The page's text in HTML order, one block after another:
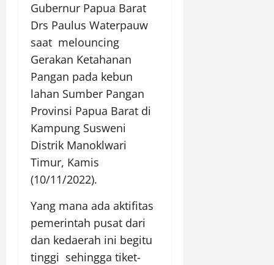
Gubernur Papua Barat
Drs Paulus Waterpauw
saat melouncing
Gerakan Ketahanan
Pangan pada kebun
lahan Sumber Pangan
Provinsi Papua Barat di
Kampung Susweni
Distrik Manoklwari
Timur, Kamis
(10/11/2022).
Yang mana ada aktifitas
pemerintah pusat dari
dan kedaerah ini begitu
tinggi sehingga tiket-